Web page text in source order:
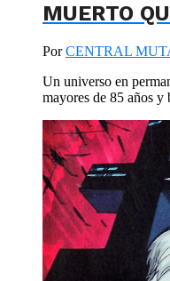
MUERTO
PorCENTRAL
Un universo en
mayores de 85 años y